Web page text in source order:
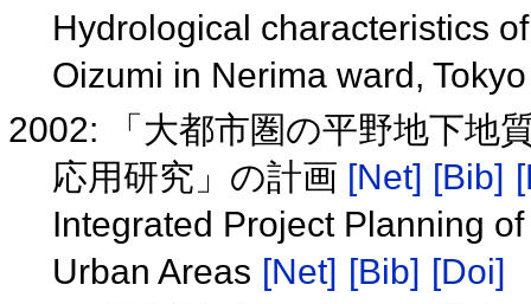
Hydrological characteristics
Oizumi in Nerima ward,
2002: 「大都市圏の平野地下地
応用研究」の計画 [Net] [Bib]
Integrated Project Planning
Urban Areas [Net] [Bib] [Doi]